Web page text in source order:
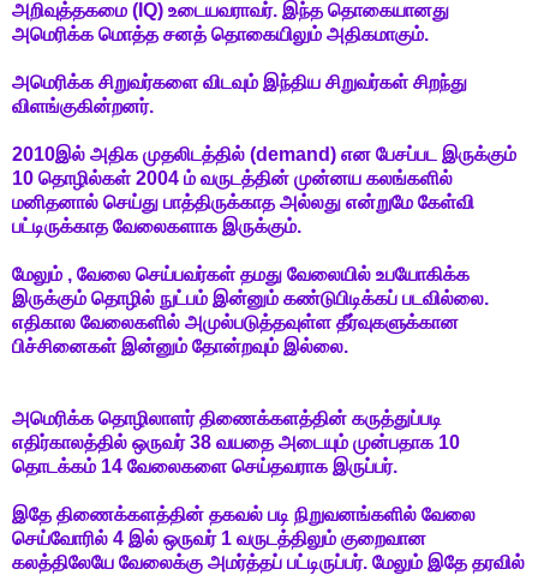
அறிவுத்தகமை (IQ) உடையவராவர். இந்த தொகையானது
அமெரிக்க மொத்த சனத் தொகையிலும் அதிகமாகும்.
அமெரிக்க சிறுவர்களை விடவும் இந்திய சிறுவர்கள் சிறந்து
விளங்குகின்றனர்.
2010இல் அதிக முதலிடத்தில் (demand) என பேசப்பட இருக்கும்
10 தொழில்கள் 2004 ம் வருடத்தின் முன்னய கலங்களில்
மனிதனால் செய்து பாத்திருக்காத அல்லது என்றுமே கேள்வி
பட்டிருக்காத வேலைகளாக இருக்கும்.
மேலும் , வேலை செய்பவர்கள் தமது வேலையில் உபயோகிக்க
இருக்கும் தொழில் நுட்பம் இன்னும் கண்டுபிடிக்கப் படவில்லை.
எதிகால வேலைகளில் அமுல்படுத்தவுள்ள தீர்வுகளுக்கான
பிச்சினைகள் இன்னும் தோன்றவும் இல்லை.
அமெரிக்க தொழிலாளர் திணைக்களத்தின் கருத்துப்படி
எதிர்காலத்தில் ஒருவர் 38 வயதை அடையும் முன்பதாக 10
தொடக்கம் 14 வேலைகளை செய்தவராக இருப்பர்.
இதே திணைக்களத்தின் தகவல் படி நிறுவனங்களில் வேலை
செய்வோரில் 4 இல் ஒருவர் 1 வருடத்திலும் குறைவான
கலத்திலேயே வேலைக்கு அமர்த்தப் பட்டிருப்பர். மேலும் இதே தரவில்